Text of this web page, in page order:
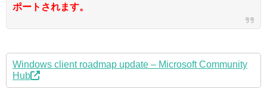
ポートされます。
Windows client roadmap update – Microsoft Community
Hub